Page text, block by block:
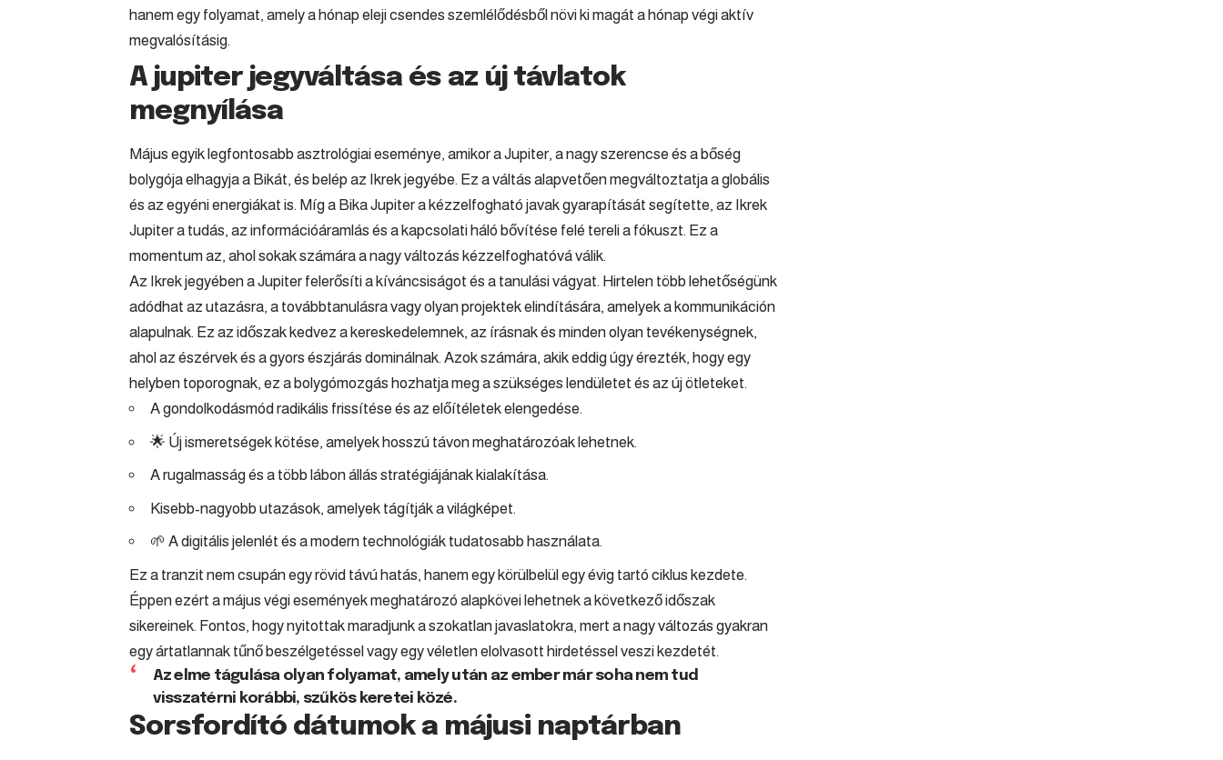
hanem egy folyamat, amely a hónap eleji csendes szemlélődésből növi ki magát a hónap végi aktív
megvalósításig.
A jupiter jegyváltása és az új távlatok
megnyílása
Május egyik legfontosabb asztrológiai eseménye, amikor a Jupiter, a nagy szerencse és a bőség
bolygója elhagyja a Bikát, és belép az Ikrek jegyébe. Ez a váltás alapvetően megváltoztatja a globális
és az egyéni energiákat is. Míg a Bika Jupiter a kézzelfogható javak gyarapítását segítette, az Ikrek
Jupiter a tudás, az információáramlás és a kapcsolati háló bővítése felé tereli a fókuszt. Ez a
momentum az, ahol sokak számára a nagy változás kézzelfoghatóvá válik.
Az Ikrek jegyében a Jupiter felerősíti a kíváncsiságot és a tanulási vágyat. Hirtelen több lehetőségünk
adódhat az utazásra, a továbbtanulásra vagy olyan projektek elindítására, amelyek a kommunikáción
alapulnak. Ez az időszak kedvez a kereskedelemnek, az írásnak és minden olyan tevékenységnek,
ahol az észérvek és a gyors észjárás dominálnak. Azok számára, akik eddig úgy érezték, hogy egy
helyben toporognak, ez a bolygómozgás hozhatja meg a szükséges lendületet és az új ötleteket.
A gondolkodásmód radikális frissítése és az előítéletek elengedése.
🌟 Új ismeretségek kötése, amelyek hosszú távon meghatározóak lehetnek.
A rugalmasság és a több lábon állás stratégiájának kialakítása.
Kisebb-nagyobb utazások, amelyek tágítják a világképet.
🌱 A digitális jelenlét és a modern technológiák tudatosabb használata.
Ez a tranzit nem csupán egy rövid távú hatás, hanem egy körülbelül egy évig tartó ciklus kezdete.
Éppen ezért a május végi események meghatározó alapkövei lehetnek a következő időszak
sikereinek. Fontos, hogy nyitottak maradjunk a szokatlan javaslatokra, mert a nagy változás gyakran
egy ártatlannak tűnő beszélgetéssel vagy egy véletlen elolvasott hirdetéssel veszi kezdetét.
Az elme tágulása olyan folyamat, amely után az ember már soha nem tud
visszatérni korábbi, szűkös keretei közé.
Sorsfordító dátumok a májusi naptárban